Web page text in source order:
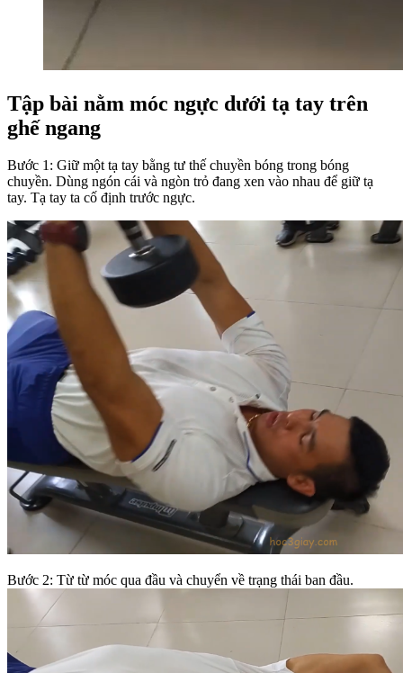
Tập bài nằm móc ngực dưới tạ tay trên
ghế ngang
Bước 1: Giữ một tạ tay bằng tư thế chuyền bóng trong bóng
chuyền. Dùng ngón cái và ngòn trỏ đang xen vào nhau để giữ tạ
tay. Tạ tay ta cố định trước ngực.
Bước 2: Từ từ móc qua đầu và chuyển về trạng thái ban đầu.